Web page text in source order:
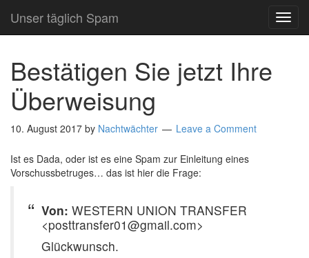
Unser täglich Spam
Bestätigen Sie jetzt Ihre
Überweisung
10. August 2017 by Nachtwächter Leave a Comment
Ist es Dada, oder ist es eine Spam zur Einleitung eines
Vorschussbetruges… das ist hier die Frage:
Von: WESTERN UNION TRANSFER
<posttransfer01@gmail.com>
Glückwunsch.